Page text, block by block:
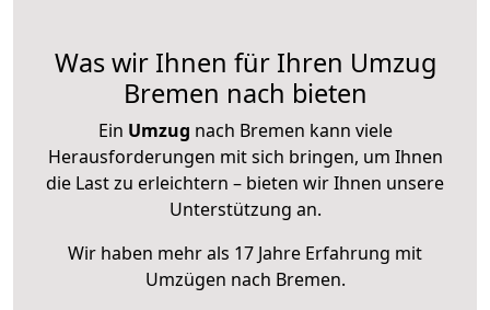
Was wir Ihnen für Ihren Umzug
Bremen nach bieten
Ein Umzug nach Bremen kann viele
Herausforderungen mit sich bringen, um Ihnen
die Last zu erleichtern – bieten wir Ihnen unsere
Unterstützung an.
Wir haben mehr als 17 Jahre Erfahrung mit
Umzügen nach Bremen.